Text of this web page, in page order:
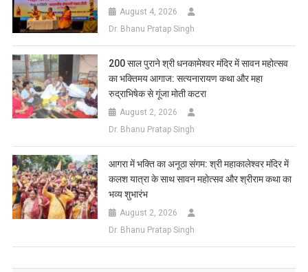
August 4, 2026
Dr. Bhanu Pratap Singh
200 साल पुराने श्री धनकामेश्वर मंदिर में सावन महोत्सव
का भक्तिमय आगाज: सत्यनारायण कथा और महा
रुद्राभिषेक से गूंजा मोती कटरा
August 2, 2026
Dr. Bhanu Pratap Singh
आगरा में भक्ति का अनूठा संगम: श्री महाकालेश्वर मंदिर में
कलश यात्रा के साथ सावन महोत्सव और श्रीराम कथा का
भव्य शुभारंभ
August 2, 2026
Dr. Bhanu Pratap Singh